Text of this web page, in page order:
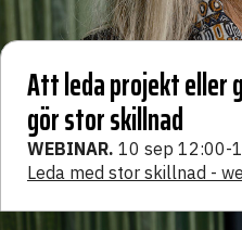
Att leda projekt eller
gör stor skillnad
WEBINAR. 10 sep 12:00-
Leda med stor skillnad -